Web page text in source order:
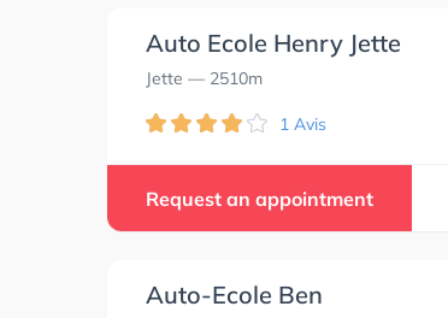
Auto Ecole Henry Jette
Jette — 2510m
1 Avis
Request an appointment
Auto-Ecole Ben